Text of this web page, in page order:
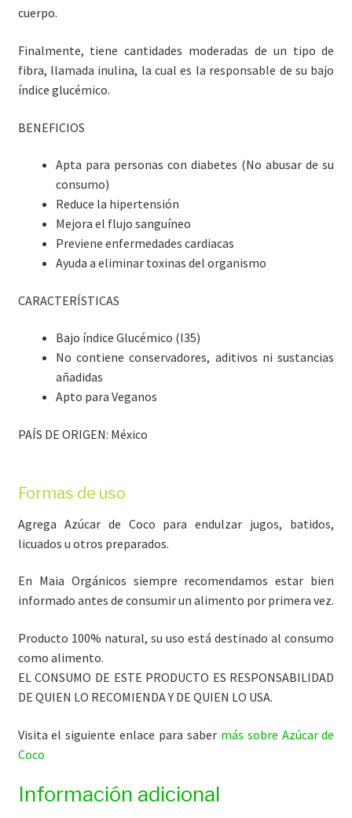
cuerpo.
Finalmente, tiene cantidades moderadas de un tipo de
fibra, llamada inulina, la cual es la responsable de su bajo
índice glucémico.
BENEFICIOS
Apta para personas con diabetes (No abusar de su
consumo)
Reduce la hipertensión
Mejora el flujo sanguíneo
Previene enfermedades cardiacas
Ayuda a eliminar toxinas del organismo
CARACTERÍSTICAS
Bajo índice Glucémico (I35)
No contiene conservadores, aditivos ni sustancias
añadidas
Apto para Veganos
PAÍS DE ORIGEN: México
Formas de uso
Agrega Azúcar de Coco para endulzar jugos, batidos,
licuados u otros preparados.
En Maia Orgánicos siempre recomendamos estar bien
informado antes de consumir un alimento por primera vez.
Producto 100% natural, su uso está destinado al consumo
como alimento.
EL CONSUMO DE ESTE PRODUCTO ES RESPONSABILIDAD
DE QUIEN LO RECOMIENDA Y DE QUIEN LO USA.
Visita el siguiente enlace para saber más sobre Azúcar de
Coco
Información adicional